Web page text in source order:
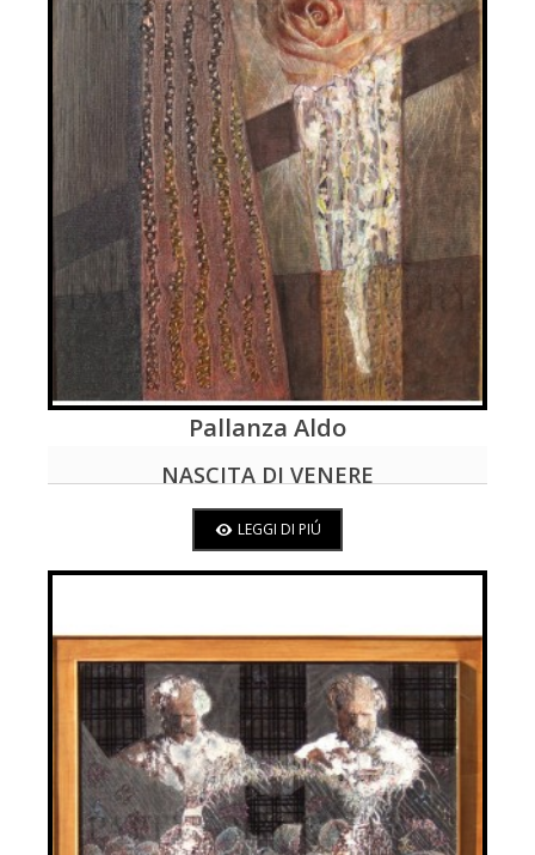
LEGGI DI PIÚ
Pallanza Aldo
NASCITA DI VENERE
LEGGI DI PIÚ